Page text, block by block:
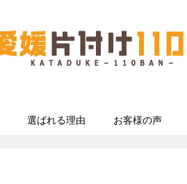
選ばれる理由 お客様の声